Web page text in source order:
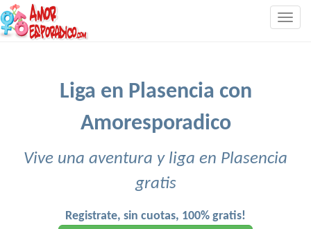
Liga en Plasencia con
Amoresporadico
Vive una aventura y liga en Plasencia
gratis
Registrate, sin cuotas, 100% gratis!